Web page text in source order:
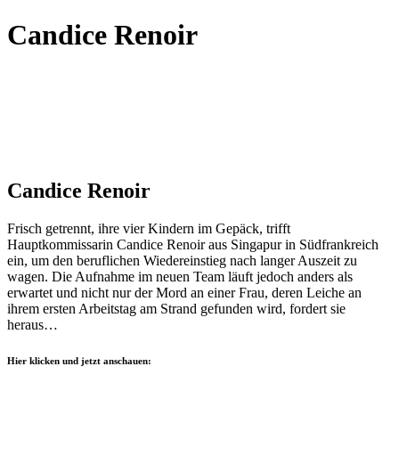
Candice Renoir
Candice Renoir
Frisch getrennt, ihre vier Kindern im Gepäck, trifft
Hauptkommissarin Candice Renoir aus Singapur in Südfrankreich
ein, um den beruflichen Wiedereinstieg nach langer Auszeit zu
wagen. Die Aufnahme im neuen Team läuft jedoch anders als
erwartet und nicht nur der Mord an einer Frau, deren Leiche an
ihrem ersten Arbeitstag am Strand gefunden wird, fordert sie
heraus…
Hier klicken und jetzt anschauen: